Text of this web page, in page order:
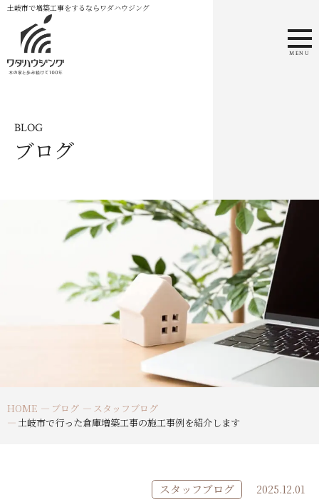
土岐市で増築工事をするならワダハウジング
MENU
BLOG
ブログ
HOME ブログ
スタッフブログ
土岐市で行った倉庫増築工事の施工事例を紹介します
スタッフブログ 2025.12.01